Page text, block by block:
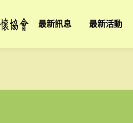
最新訊息 最新活動